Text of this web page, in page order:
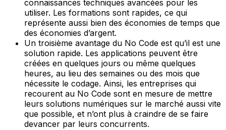
connaissances techniques avancées pour les
utiliser. Les formations sont rapides, ce qui
représente aussi bien des économies de temps que
des économies d’argent.
Un troisième avantage du No Code est qu’il est une
solution rapide. Les applications peuvent être
créées en quelques jours ou même quelques
heures, au lieu des semaines ou des mois que
nécessite le codage. Ainsi, les entreprises qui
recourent au No Code sont en mesure de mettre
leurs solutions numériques sur le marché aussi vite
que possible, et n’ont plus à craindre de se faire
devancer par leurs concurrents.